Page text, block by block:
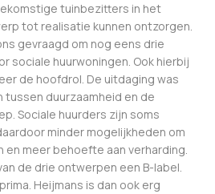
tuinbezitters in het
tot realisatie kunnen ontzorgen.
gevraagd om nog eens drie
sociale huurwoningen. Ook hierbij
de hoofdrol. De uitdaging was
tussen duurzaamheid en de
Sociale huurders zijn soms
minder mogelijkheden om
meer behoefte aan verharding.
de drie ontwerpen een B-label.
Heijmans is dan ook erg